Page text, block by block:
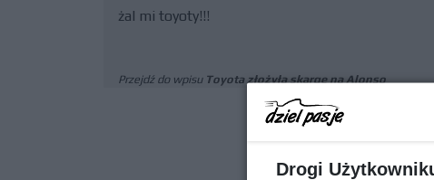
żal mi toyoty!!!
Przejdź do wpisu Toyota złożyła skargę na Alonso
Drogi